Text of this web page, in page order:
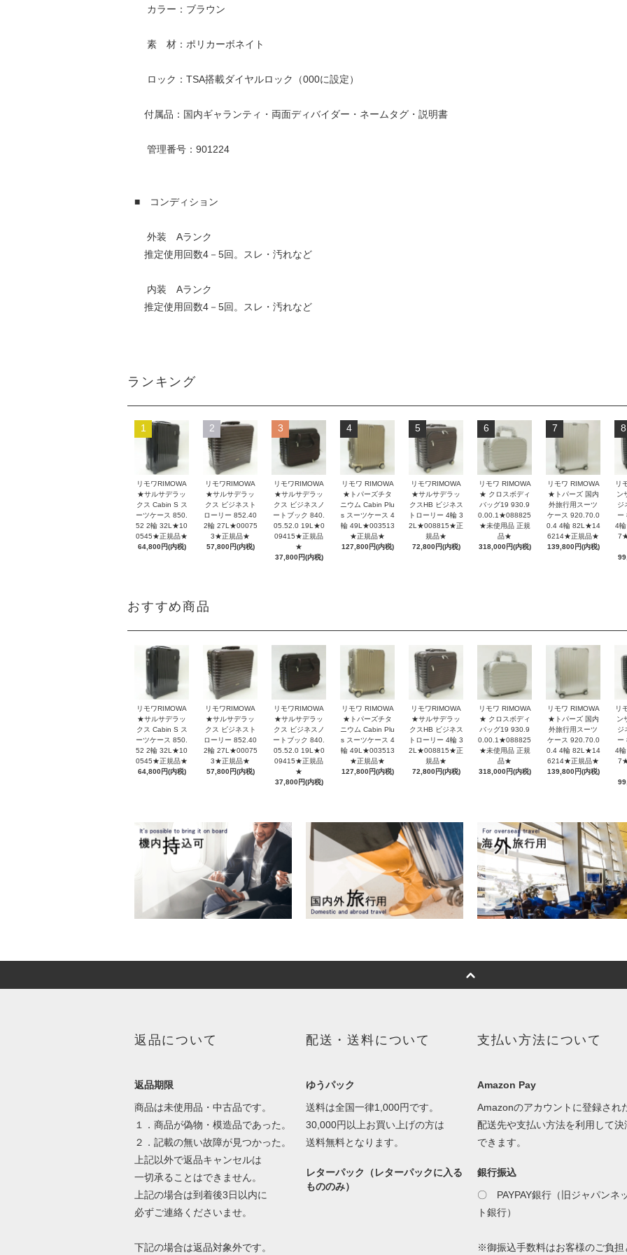
カラー：ブラウン
素 材：ポリカーボネイト
ロック：TSA搭載ダイヤルロック（000に設定）
付属品：国内ギャランティ・両面ディバイダー・ネームタグ・説明書
管理番号：901224
■ コンディション
外装 Aランク
推定使用回数4－5回。スレ・汚れなど
内装 Aランク
推定使用回数4－5回。スレ・汚れなど
ランキング
1
リモワRIMOWA
★サルサデラッ
クス Cabin S ス
ーツケース 850.
52 2輪 32L★10
0545★正規品★
64,800円(内税)
2
リモワRIMOWA
★サルサデラッ
クス ビジネスト
ローリー 852.40
2輪 27L★00075
3★正規品★
57,800円(内税)
3
リモワRIMOWA
★サルサデラッ
クス ビジネスノ
ートブック 840.
05.52.0 19L★0
09415★正規品
★
37,800円(内税)
4
リモワ RIMOWA
★トパーズチタ
ニウム Cabin Plu
s スーツケース 4
輪 49L★003513
★正規品★
127,800円(内税)
5
リモワRIMOWA
★サルサデラッ
クスHB ビジネス
トローリー 4輪 3
2L★008815★正
規品★
72,800円(内税)
6
リモワ RIMOWA
★ クロスボディ
バッグ19 930.9
0.00.1★088825
★未使用品 正規
品★
318,000円(内税)
7
リモワ RIMOWA
★トパーズ 国内
外旅行用スーツ
ケース 920.70.0
0.4 4輪 82L★14
6214★正規品★
139,800円(内税)
8
リ
ン
ジ
ー
4
おすすめ商品
リモワRIMOWA
★サルサデラッ
クス Cabin S ス
ーツケース 850.
52 2輪 32L★10
0545★正規品★
64,800円(内税)
リモワRIMOWA
★サルサデラッ
クス ビジネスト
ローリー 852.40
2輪 27L★00075
3★正規品★
57,800円(内税)
リモワRIMOWA
★サルサデラッ
クス ビジネスノ
ートブック 840.
05.52.0 19L★0
09415★正規品
★
37,800円(内税)
リモワ RIMOWA
★トパーズチタ
ニウム Cabin Plu
s スーツケース 4
輪 49L★003513
★正規品★
127,800円(内税)
リモワRIMOWA
★サルサデラッ
クスHB ビジネス
トローリー 4輪 3
2L★008815★正
規品★
72,800円(内税)
リモワ RIMOWA
★ クロスボディ
バッグ19 930.9
0.00.1★088825
★未使用品 正規
品★
318,000円(内税)
リモワ RIMOWA
★トパーズ 国内
外旅行用スーツ
ケース 920.70.0
0.4 4輪 82L★14
6214★正規品★
139,800円(内税)
リ
ン
ジ
ー
4
返品について
返品期限
商品は未使用品・中古品です。
１．商品が偽物・模造品であった。
２．記載の無い故障が見つかった。
上記以外で返品キャンセルは
一切承ることはできません。
上記の場合は到着後3日以内に
必ずご連絡くださいませ。
下記の場合は返品対象外です。
配送・送料について
ゆうパック
送料は全国一律1,000円です。
30,000円以上お買い上げの方は
送料無料となります。
レターパック（レターパックに入る
もののみ）
支払い方法について
Amazon Pay
Amazonのアカウントに登録され
配送先や支払い方法を利用して決
できます。
銀行振込
〇 PAYPAY銀行（旧ジャパンネ
ト銀行）
※御振込手数料はお客様のご負担